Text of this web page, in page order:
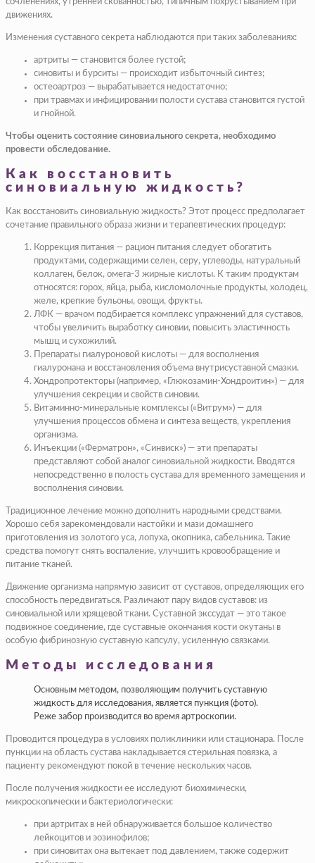
движениях.
Изменения суставного секрета наблюдаются при таких заболеваниях:
артриты — становится более густой;
синовиты и бурситы — происходит избыточный синтез;
остеоартроз — вырабатывается недостаточно;
при травмах и инфицировании полости сустава становится густой
и гнойной.
Чтобы оценить состояние синовиального секрета, необходимо
провести обследование.
Как восстановить
синовиальную жидкость?
Как восстановить синовиальную жидкость? Этот процесс предполагает
сочетание правильного образа жизни и терапевтических процедур:
Коррекция питания — рацион питания следует обогатить
продуктами, содержащими селен, серу, углеводы, натуральный
коллаген, белок, омега-3 жирные кислоты. К таким продуктам
относятся: горох, яйца, рыба, кисломолочные продукты, холодец,
желе, крепкие бульоны, овощи, фрукты.
ЛФК — врачом подбирается комплекс упражнений для суставов,
чтобы увеличить выработку синовии, повысить эластичность
мышц и сухожилий.
Препараты гиалуроновой кислоты — для восполнения
гиалуронана и восстановления объема внутрисуставной смазки.
Хондропротекторы (например, «Глюкозамин-Хондроитин») — для
улучшения секреции и свойств синовии.
Витаминно-минеральные комплексы («Витрум») — для
улучшения процессов обмена и синтеза веществ, укрепления
организма.
Инъекции («Ферматрон», «Синвиск») — эти препараты
представляют собой аналог синовиальной жидкости. Вводятся
непосредственно в полость сустава для временного замещения и
восполнения синовии.
Традиционное лечение можно дополнить народными средствами.
Хорошо себя зарекомендовали настойки и мази домашнего
приготовления из золотого уса, лопуха, окопника, сабельника. Такие
средства помогут снять воспаление, улучшить кровообращение и
питание тканей.
Движение организма напрямую зависит от суставов, определяющих его
способность передвигаться. Различают пару видов суставов: из
синовиальной или хрящевой ткани. Суставной экссудат — это такое
подвижное соединение, где суставные окончания кости окутаны в
особую фибринозную суставную капсулу, усиленную связками.
Методы исследования
Основным методом, позволяющим получить суставную
жидкость для исследования, является пункция (фото).
Реже забор производится во время артроскопии.
Проводится процедура в условиях поликлиники или стационара. После
пункции на область сустава накладывается стерильная повязка, а
пациенту рекомендуют покой в течение нескольких часов.
После получения жидкости ее исследуют биохимически,
микроскопически и бактериологически:
при артритах в ней обнаруживается большое количество
лейкоцитов и эозинофилов;
при синовитах она вытекает под давлением, также содержит